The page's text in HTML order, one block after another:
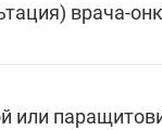
врача-
или